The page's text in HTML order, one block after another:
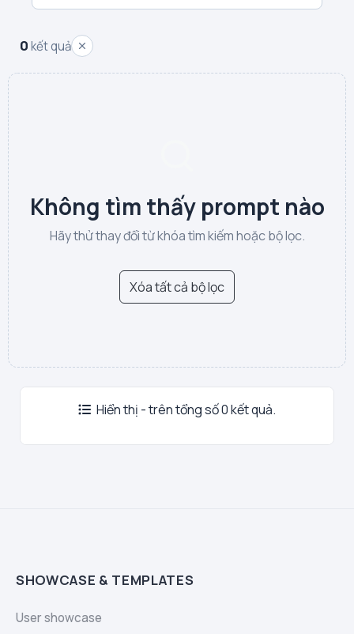
0kết quả
Không tìm thấy prompt nào
Hãy thử thay đổi từ khóa tìm kiếm hoặc bộ lọc.
Xóa tất cả bộ lọc
Hiển thị - trên tổng số 0 kết quả.
SHOWCASE & TEMPLATES
User showcase